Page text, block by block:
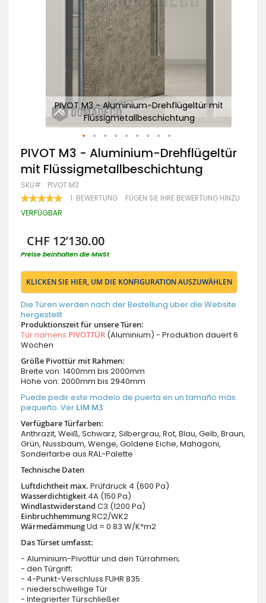
PIVOT M3 - Aluminium-Drehflügeltür mit
Flüssigmetallbeschichtung
Zum
Anfang
der
Bildgalerie
springen
PIVOT M3 - Aluminium-Drehflügeltür
mit Flüssigmetallbeschichtung
SKU PIVOT M3
BEWERTUNG:
100
1 BEWERTUNG FÜGEN SIE IHRE BEWERTUNG HINZU
VERFÜGBAR
CHF 12’130.00
Preise beinhalten die MwSt
KLICKEN SIE HIER, UM DIE KONFIGURATION AUSZUWÄHLEN
Die Türen werden nach der Bestellung über die Website
hergestellt
Produktionszeit für unsere Türen:
Tür namens PIVOTTÜR (Aluminium) - Produktion dauert 6
Wochen
Größe Pivottür mit Rahmen:
Breite von: 1400mm bis 2000mm
Höhe von: 2000mm bis 2940mm
Puede pedir este modelo de puerta en un tamaño más
pequeño. Ver LIM M3
Verfügbare Türfarben:
Anthrazit, Weiß, Schwarz, Silbergrau, Rot, Blau, Gelb, Braun,
Grün, Nussbaum, Wenge, Goldene Eiche, Mahagoni,
Sonderfarbe aus RAL-Palette
Technische Daten
Luftdichtheit max. Prüfdruck 4 (600 Pa)
Wasserdichtigkeit 4A (150 Pa)
Windlastwiderstand C3 (1200 Pa)
EinbruchhemmungRC2/WK2
WärmedämmungUd = 0.83 W/K*m2
Das Türset umfasst:
- Aluminium-Pivottür und den Türrahmen;
- den Türgriff;
- 4-Punkt-Verschluss FUHR 835
- niederschwellige Tür
- Integrierter Türschließer